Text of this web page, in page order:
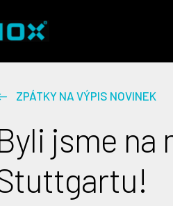
ZPÁTKY NA VÝPIS NOVINEK
jsme na